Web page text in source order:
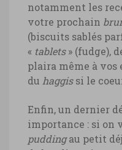
notamment les
votre prochain
(biscuits sablés
« tablets» (fudge),
plaira même à
du haggissi le
Enfin, un dernier
importance : si on
puddingau petit